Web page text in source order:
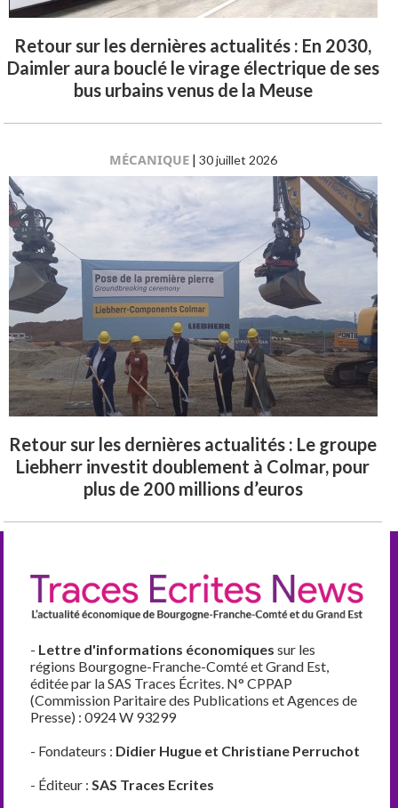
Retour sur les dernières actualités : En 2030,
Daimler aura bouclé le virage électrique de ses
bus urbains venus de la Meuse
MÉCANIQUE| 30 juillet 2026
Retour sur les dernières actualités : Le groupe
Liebherr investit doublement à Colmar, pour
plus de 200 millions d’euros
- Lettre d'informations économiques sur les
régions Bourgogne-Franche-Comté et Grand Est,
éditée par la SAS Traces Écrites. N° CPPAP
(Commission Paritaire des Publications et Agences de
Presse) : 0924 W 93299
- Fondateurs : Didier Hugue et Christiane Perruchot
- Éditeur : SAS Traces Ecrites